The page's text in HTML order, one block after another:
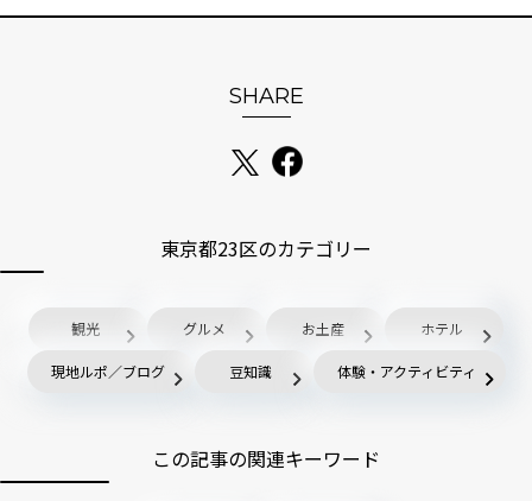
SHARE
東京都23区のカテゴリー
観光 グルメ お土産 ホテル
現地ルポ／ブログ 豆知識 体験・アクティビティ
この記事の関連キーワード